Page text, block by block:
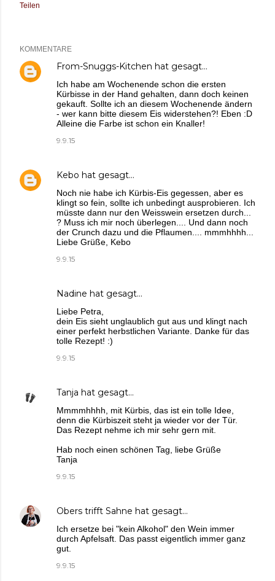
Teilen
KOMMENTARE
From-Snuggs-Kitchen hat gesagt…
Ich habe am Wochenende schon die ersten
Kürbisse in der Hand gehalten, dann doch keinen
gekauft. Sollte ich an diesem Wochenende ändern
- wer kann bitte diesem Eis widerstehen?! Eben :D
Alleine die Farbe ist schon ein Knaller!
9.9.15
Kebo hat gesagt…
Noch nie habe ich Kürbis-Eis gegessen, aber es
klingt so fein, sollte ich unbedingt ausprobieren. Ich
müsste dann nur den Weisswein ersetzen durch...
? Muss ich mir noch überlegen.... Und dann noch
der Crunch dazu und die Pflaumen.... mmmhhhh...
Liebe Grüße, Kebo
9.9.15
Nadine hat gesagt…
Liebe Petra,
dein Eis sieht unglaublich gut aus und klingt nach
einer perfekt herbstlichen Variante. Danke für das
tolle Rezept! :)
9.9.15
Tanja hat gesagt…
Mmmmhhhh, mit Kürbis, das ist ein tolle Idee,
denn die Kürbiszeit steht ja wieder vor der Tür.
Das Rezept nehme ich mir sehr gern mit.
Hab noch einen schönen Tag, liebe Grüße
Tanja
9.9.15
Obers trifft Sahne hat gesagt…
Ich ersetze bei "kein Alkohol" den Wein immer
durch Apfelsaft. Das passt eigentlich immer ganz
gut.
9.9.15